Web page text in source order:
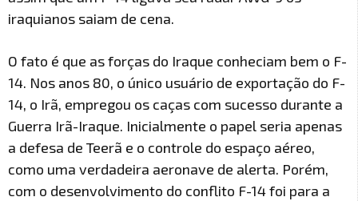
iraquianos saiam de cena.
O fato é que as forças do Iraque conheciam bem o F-
14. Nos anos 80, o único usuário de exportação do F-
14, o Irã, empregou os caças com sucesso durante a
Guerra Irã-Iraque. Inicialmente o papel seria apenas
a defesa de Teerã e o controle do espaço aéreo,
como uma verdadeira aeronave de alerta. Porém,
com o desenvolvimento do conflito F-14 foi para a